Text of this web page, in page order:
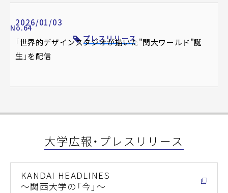
2026/01/03
No.64
プレスリリース
「世界的デザインスタジオが描いた"関大ワールド"誕
生」を配信
大学広報・プレスリリース
KANDAI HEADLINES
～関西大学の「今」～